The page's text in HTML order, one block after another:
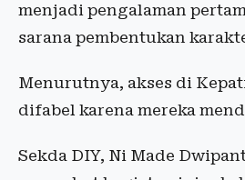
menjadi pengalaman
sarana pembentukan
Menurutnya, akses di
difabel karena mereka
Sekda DIY, Ni Made